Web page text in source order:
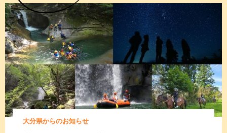
大分県からのお知らせ